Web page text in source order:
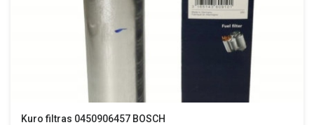
Kuro filtras 0450906457 BOSCH